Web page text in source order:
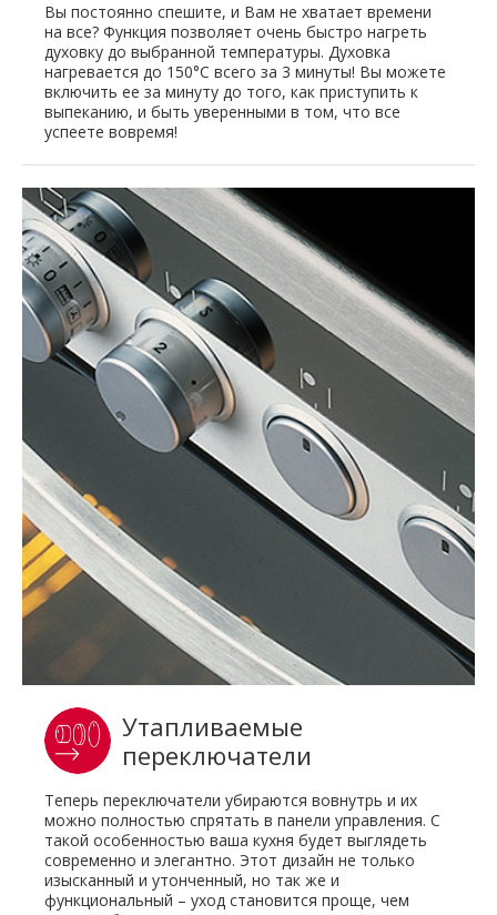
Вы постоянно спешите, и Вам не хватает времени
на все? Функция позволяет очень быстро нагреть
духовку до выбранной температуры. Духовка
нагревается до 150°C всего за 3 минуты! Вы можете
включить ее за минуту до того, как приступить к
выпеканию, и быть уверенными в том, что все
успеете вовремя!
Утапливаемые
переключатели
Теперь переключатели убираются вовнутрь и их
можно полностью спрятать в панели управления. С
такой особенностью ваша кухня будет выглядеть
современно и элегантно. Этот дизайн не только
изысканный и утонченный, но так же и
функциональный – уход становится проще, чем